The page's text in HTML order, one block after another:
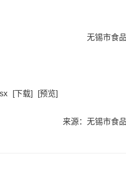
市食品药品监
年4月
[下载] [预览]
来源：无锡市食